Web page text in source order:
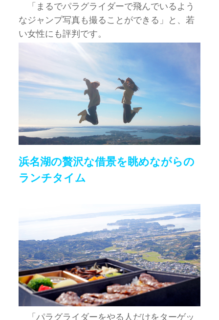
「まるでパラグライダーで飛んでいるよう
なジャンプ写真も撮ることができる」と、若
い女性にも評判です。
浜名湖の贅沢な借景を眺めながらの
ランチタイム
「パラグライダーをやる人だけをターゲッ